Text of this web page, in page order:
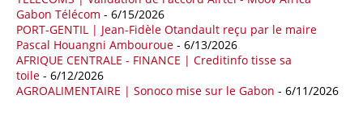
09/05/26 ITALIE - LIBYE
Les deux pays veulent accélérer leurs projets gaziers communs, afin
de sécuriser davantage les approvisionnements énergétiques en
Méditerranée, dans un contexte marqué par des tensions
géopolitiques internationales et des perturbations sur le marché
Gabon Télécom - 6/15/2026
PORT-GENTIL | Jean-Fidèle Otandault reçu par le maire
Pascal Houangni Ambouroue - 6/13/2026
AFRIQUE CENTRALE - FINANCE | Creditinfo tisse sa
toile - 6/12/2026
AGROALIMENTAIRE | Sonoco mise sur le Gabon - 6/11/2026